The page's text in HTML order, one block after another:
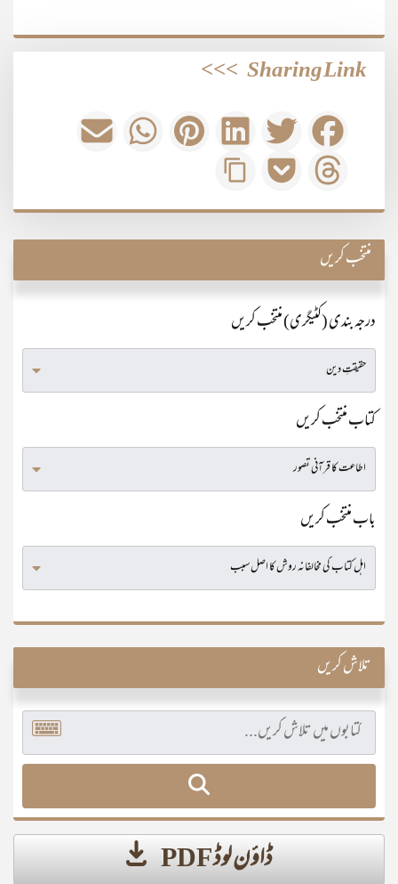
Sharing Link
>>>
منتخب کریں
درجہ بندی (کٹیگری) منتخب کریں
کتاب منتخب کریں
باب منتخب کریں
تلاش کریں
ڈاؤن لوڈ PDF